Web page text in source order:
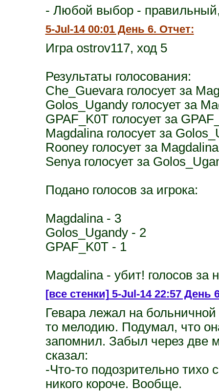
- Любой выбор -
5-Jul-14 00:01 День 6. Отчет:
Игра ostrov117, ход 5
Результаты голосования:
Che_Guevara голосует за
Golos_Ugandy голосует за
GPAF_K0T голосует за
Magdalina голосует за
Rooney голосует за Magdalina
Senya голосует за
Подано голосов за игрока:
Magdalina - 3
Golos_Ugandy - 2
GPAF_K0T - 1
Magdalina - убит! голосов за
[все стенки]5-Jul-14 22:57 День
Гевара лежал на
то мелодию. Подумал, что
запомнил. Забыл через две
сказал:
-Что-то подозрительно тихо
никого короче. Вообще.